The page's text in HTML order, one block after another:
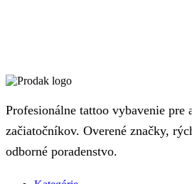
Profesionálne tattoo vybavenie pre
začiatočníkov. Overené značky,
odborné poradenstvo.